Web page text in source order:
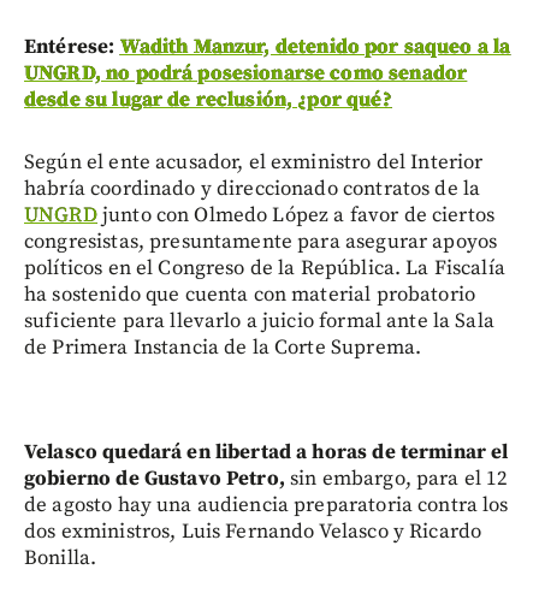
Entérese: Wadith Manzur, detenido por saqueo a la
UNGRD, no podrá posesionarse como senador
desde su lugar de reclusión, ¿por qué?
Según el ente acusador, el exministro del Interior
habría coordinado y direccionado contratos de la
UNGRDjunto con Olmedo López a favor de ciertos
congresistas, presuntamente para asegurar apoyos
políticos en el Congreso de la República. La Fiscalía
ha sostenido que cuenta con material probatorio
suficiente para llevarlo a juicio formal ante la Sala
de Primera Instancia de la Corte Suprema.
Velasco quedará en libertad a horas de terminar el
gobierno de Gustavo Petro, sin embargo, para el 12
de agosto hay una audiencia preparatoria contra los
dos exministros, Luis Fernando Velasco y Ricardo
Bonilla.